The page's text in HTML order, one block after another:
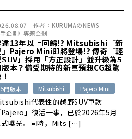
作者： KURUMAのNEWS
企劃/ 專題企劃
違13年以上回歸!? Mitsubishi「新
」Pajero Mini即將登場!? 傳奇「輕
SUV」採用「方正設計」並升級為5
版本？備受期待的新車預想CG超驚
5門版本 Mitsubishi Pajero Mini
代表性的越野SUV車款
Pajero」復活一事，已於2026年5月
式曝光。同時，Mits […]